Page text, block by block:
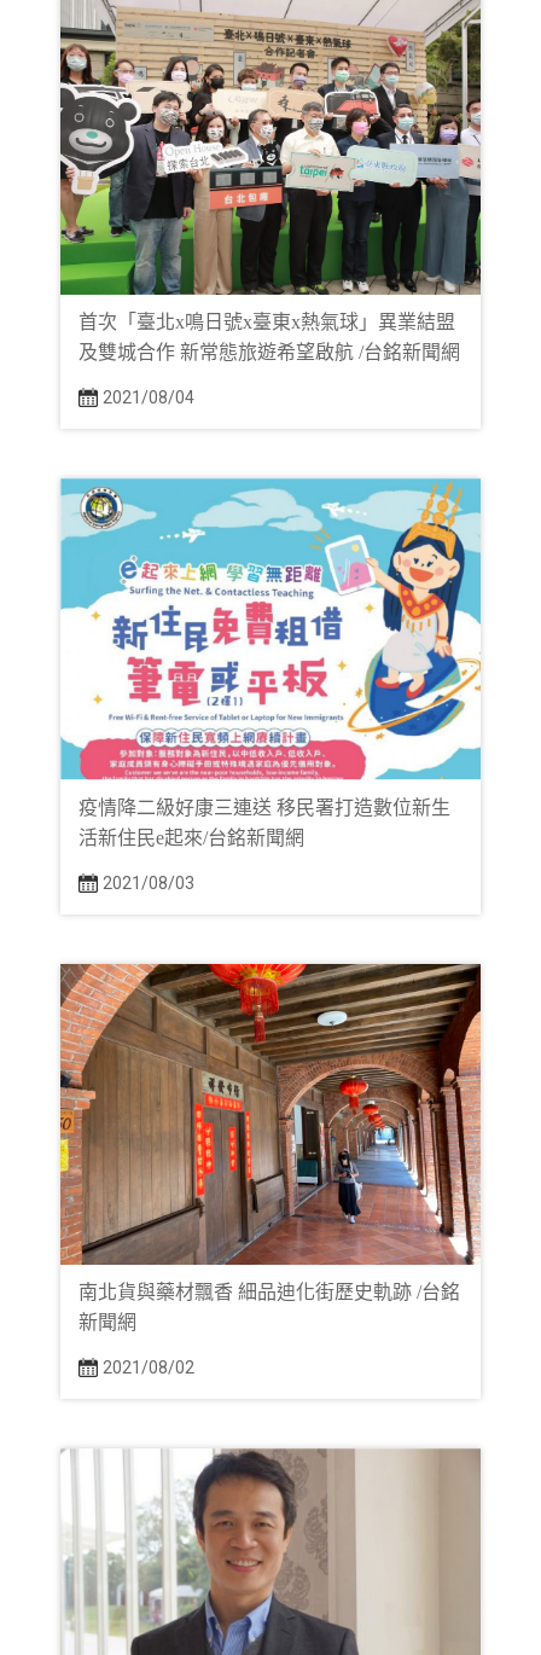
首次「臺北x鳴日號x臺東x熱氣球」異業結盟
及雙城合作 新常態旅遊希望啟航 /台銘新聞網
2021/08/04
疫情降二級好康三連送 移民署打造數位新生
活新住民e起來/台銘新聞網
2021/08/03
南北貨與藥材飄香 細品迪化街歷史軌跡 /台銘
新聞網
2021/08/02